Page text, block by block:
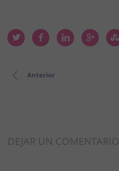
Anterior
DEJAR UN COMENTARIO